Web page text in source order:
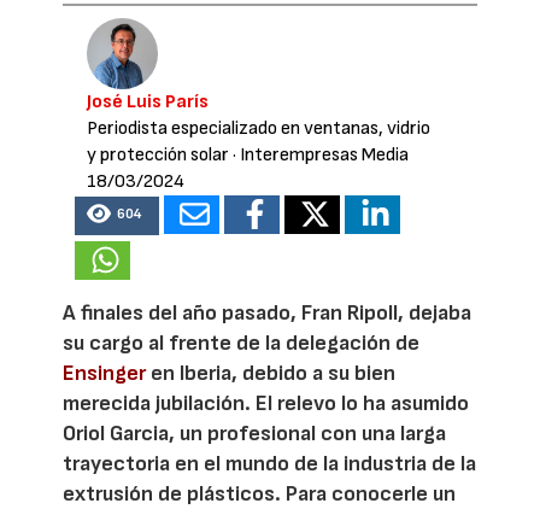
José Luis París
Periodista especializado en ventanas, vidrio
y protección solar · Interempresas Media
18/03/2024
604
A finales del año pasado, Fran Ripoll, dejaba
su cargo al frente de la delegación de
Ensingeren Iberia, debido a su bien
merecida jubilación. El relevo lo ha asumido
Oriol Garcia, un profesional con una larga
trayectoria en el mundo de la industria de la
extrusión de plásticos. Para conocerle un